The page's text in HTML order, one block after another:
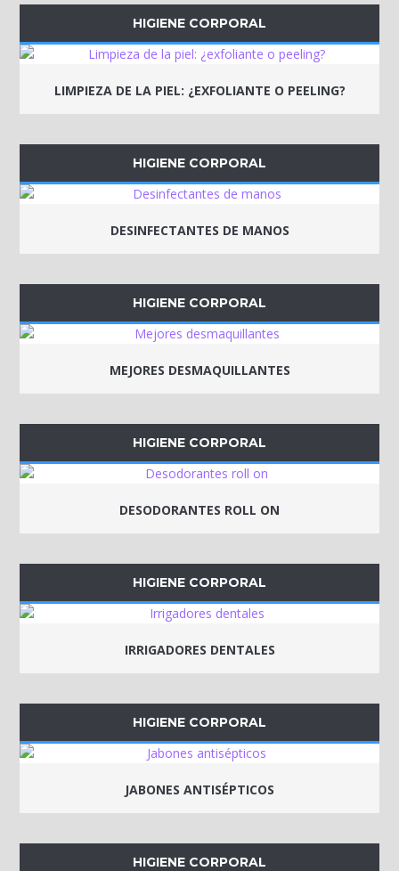
HIGIENE CORPORAL
LIMPIEZA DE LA PIEL: ¿EXFOLIANTE O PEELING?
HIGIENE CORPORAL
DESINFECTANTES DE MANOS
HIGIENE CORPORAL
MEJORES DESMAQUILLANTES
HIGIENE CORPORAL
DESODORANTES ROLL ON
HIGIENE CORPORAL
IRRIGADORES DENTALES
HIGIENE CORPORAL
JABONES ANTISÉPTICOS
HIGIENE CORPORAL